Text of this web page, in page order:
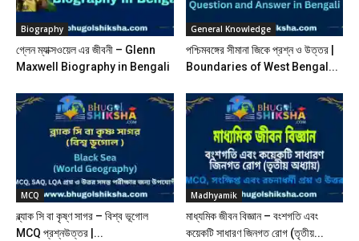
Biography
গ্লেন ম্যাক্সওয়েল এর জীবনী – Glenn
Maxwell Biography in Bengali
General Knowledge
পশ্চিমবঙ্গের সীমানা জিকে প্রশ্ন ও উত্তর |
Boundaries of West Bengal...
MCQ
ব্ল্যাক সি বা কৃষ্ণ সাগর – বিশ্ব ভূগোল
MCQ প্রশ্নউত্তর |...
Madhyamik
মাধ্যমিক জীবন বিজ্ঞান – বংশগতি এবং
কয়েকটি সাধারণ জিনগত রোগ (তৃতীয়...